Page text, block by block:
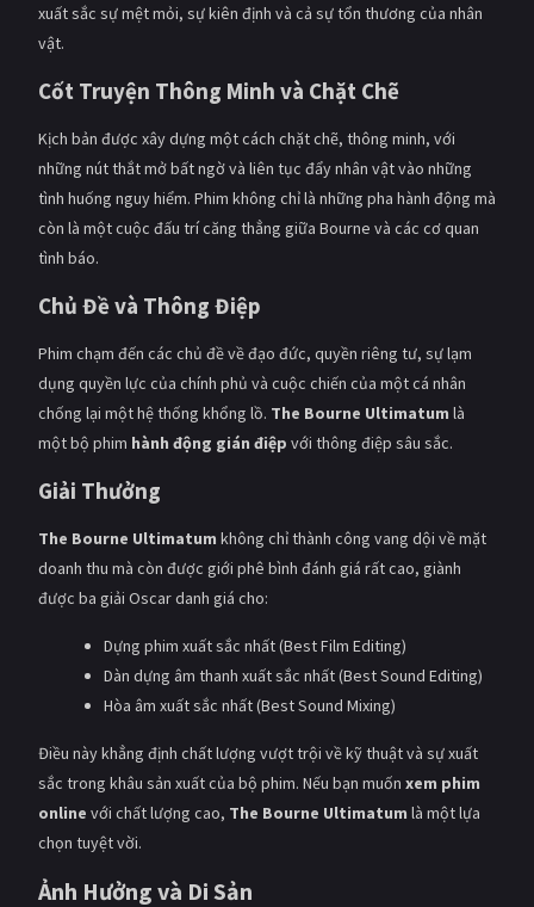
xuất sắc sự mệt mỏi, sự kiên định và cả sự tổn thương của nhân
vật.
Cốt Truyện Thông Minh và Chặt Chẽ
Kịch bản được xây dựng một cách chặt chẽ, thông minh, với
những nút thắt mở bất ngờ và liên tục đẩy nhân vật vào những
tình huống nguy hiểm. Phim không chỉ là những pha hành động mà
còn là một cuộc đấu trí căng thẳng giữa Bourne và các cơ quan
tình báo.
Chủ Đề và Thông Điệp
Phim chạm đến các chủ đề về đạo đức, quyền riêng tư, sự lạm
dụng quyền lực của chính phủ và cuộc chiến của một cá nhân
chống lại một hệ thống khổng lồ. The Bourne Ultimatum là
một bộ phim hành động gián điệp với thông điệp sâu sắc.
Giải Thưởng
The Bourne Ultimatum không chỉ thành công vang dội về mặt
doanh thu mà còn được giới phê bình đánh giá rất cao, giành
được ba giải Oscar danh giá cho:
Dựng phim xuất sắc nhất (Best Film Editing)
Dàn dựng âm thanh xuất sắc nhất (Best Sound Editing)
Hòa âm xuất sắc nhất (Best Sound Mixing)
Điều này khẳng định chất lượng vượt trội về kỹ thuật và sự xuất
sắc trong khâu sản xuất của bộ phim. Nếu bạn muốn xem phim
online với chất lượng cao, The Bourne Ultimatum là một lựa
chọn tuyệt vời.
Ảnh Hưởng và Di Sản